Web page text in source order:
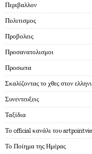
Περιβαλλον
Πολιτισμος
Προβολεις
Προσανατολισμοι
Προσωπα
Σκαλίζοντας το χθες στον
Συνεντευξεις
Ταξίδια
Το official κανάλι του
Το Ποίημα της Ημέρας